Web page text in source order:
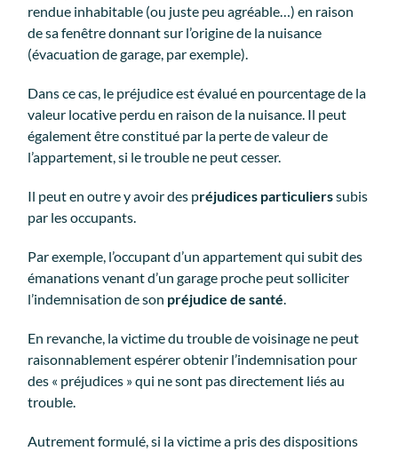
rendue inhabitable (ou juste peu agréable…) en raison
de sa fenêtre donnant sur l’origine de la nuisance
(évacuation de garage, par exemple).
Dans ce cas, le préjudice est évalué en pourcentage de la
valeur locative perdu en raison de la nuisance. Il peut
également être constitué par la perte de valeur de
l’appartement, si le trouble ne peut cesser.
Il peut en outre y avoir des préjudices particulierssubis
par les occupants.
Par exemple, l’occupant d’un appartement qui subit des
émanations venant d’un garage proche peut solliciter
l’indemnisation de son préjudice de santé.
En revanche, la victime du trouble de voisinage ne peut
raisonnablement espérer obtenir l’indemnisation pour
des « préjudices » qui ne sont pas directement liés au
trouble.
Autrement formulé, si la victime a pris des dispositions